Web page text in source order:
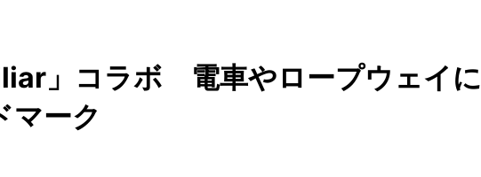
」コラボ 電車やロープウェイに
マーク